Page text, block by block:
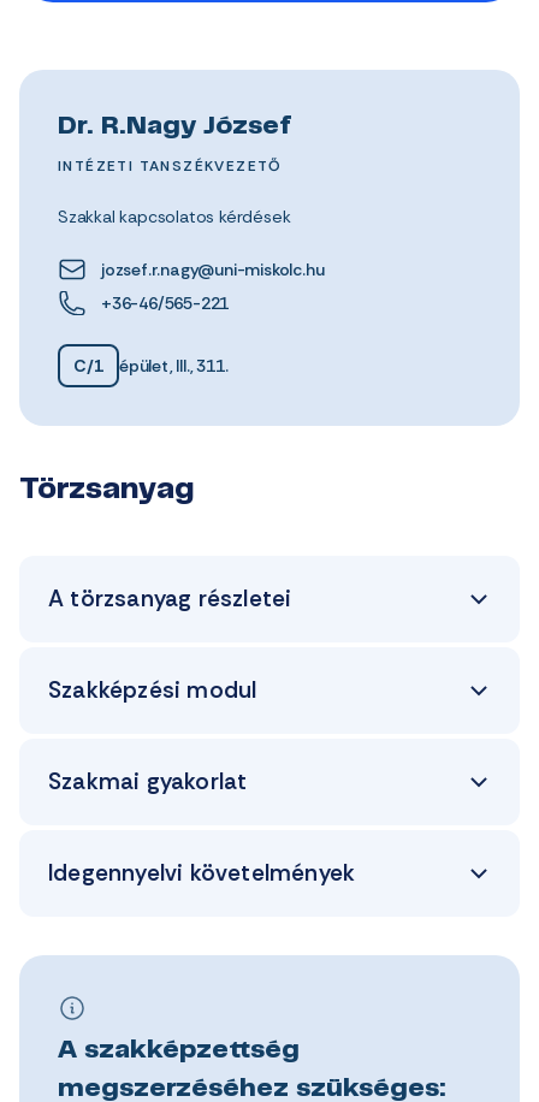
Dr. R.Nagy József
INTÉZETI TANSZÉKVEZETŐ
Szakkal kapcsolatos kérdések
jozsef.r.nagy@uni-miskolc.hu
+36-46/565-221
C/1 épület, III., 311.
Törzsanyag
A törzsanyag részletei
Szakképzési modul
Szakmai gyakorlat
Idegennyelvi követelmények
A szakképzettség
megszerzéséhez szükséges: